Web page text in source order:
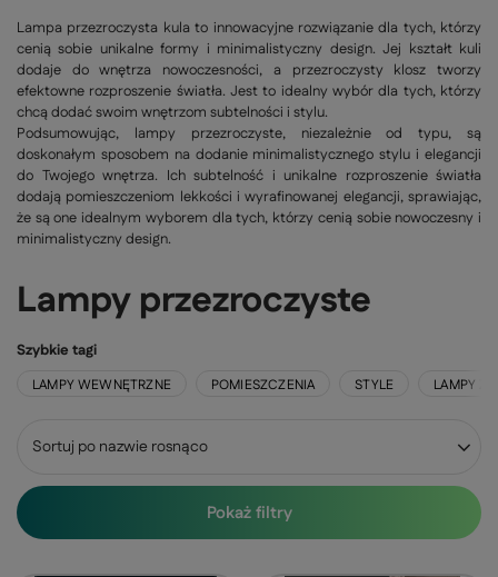
Lampa przezroczysta kula to innowacyjne rozwiązanie dla tych, którzy
cenią sobie unikalne formy i minimalistyczny design. Jej kształt kuli
dodaje do wnętrza nowoczesności, a przezroczysty klosz tworzy
efektowne rozproszenie światła. Jest to idealny wybór dla tych, którzy
chcą dodać swoim wnętrzom subtelności i stylu.
Podsumowując, lampy przezroczyste, niezależnie od typu, są
doskonałym sposobem na dodanie minimalistycznego stylu i elegancji
do Twojego wnętrza. Ich subtelność i unikalne rozproszenie światła
dodają pomieszczeniom lekkości i wyrafinowanej elegancji, sprawiając,
że są one idealnym wyborem dla tych, którzy cenią sobie nowoczesny i
minimalistyczny design.
Lampy przezroczyste
Szybkie tagi
LAMPY WEWNĘTRZNE POMIESZCZENIA STYLE LAMPY
Zmień sortowanie
Sortuj po nazwie rosnąco
Pokaż filtry